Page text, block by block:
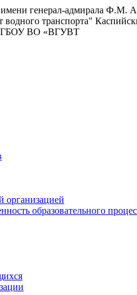
генерал-адмирала Ф.М.
водного транспорта"
ВО «ВГУВТ
организацией
образовательного